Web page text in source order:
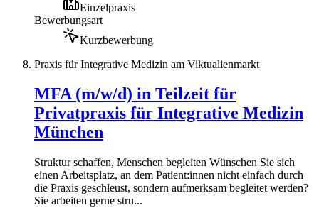
Einzelpraxis
Bewerbungsart
Kurzbewerbung
Praxis für Integrative Medizin am Viktualienmarkt
MFA (m/w/d) in Teilzeit für
Privatpraxis für Integrative Medizin
München
Struktur schaffen, Menschen begleiten Wünschen Sie sich
einen Arbeitsplatz, an dem Patient:innen nicht einfach durch
die Praxis geschleust, sondern aufmerksam begleitet werden?
Sie arbeiten gerne stru...